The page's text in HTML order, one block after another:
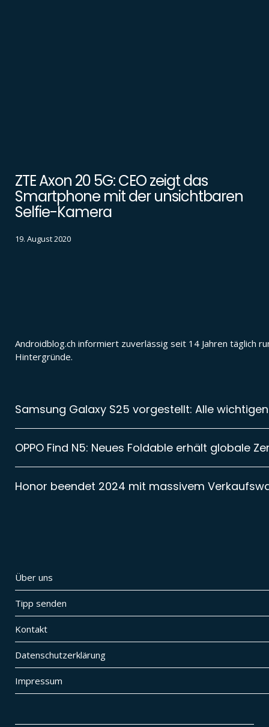
ZTE Axon 20 5G: CEO zeigt das
Smartphone mit der unsichtbaren
Selfie-Kamera
19. August 2020
Androidblog.ch informiert zuverlässig seit 14 Jahren täglich
Hintergründe.
Samsung Galaxy S25 vorgestellt: Alle
OPPO Find N5: Neues Foldable erhält globale
Honor beendet 2024 mit massivem
Über uns
Tipp senden
Kontakt
Datenschutzerklärung
Impressum